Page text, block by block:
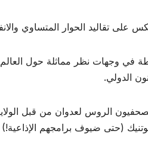
على تقاليد الحوار المتساوي
في وجهات نظر مماثلة حول العالم
الدولي.
الروس لعدوان من قبل
(حتى ضيوف برامجهم